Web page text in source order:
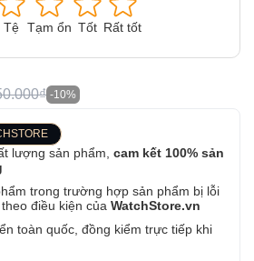
Tệ Tạm ổn Tốt Rất tốt
-10%
lượng sản phẩm, cam kết 100% sản
trong trường hợp sản phẩm bị lỗi
điều kiện của WatchStore.vn
toàn quốc, đồng kiểm trực tiếp khi